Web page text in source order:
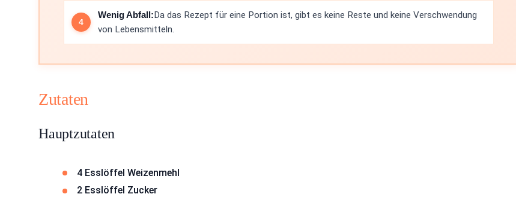
Wenig Abfall:Da das Rezept für eine Portion ist, gibt es keine Reste und keine Verschwendung
von Lebensmitteln.
Zutaten
Hauptzutaten
4 Esslöffel Weizenmehl
2 Esslöffel Zucker